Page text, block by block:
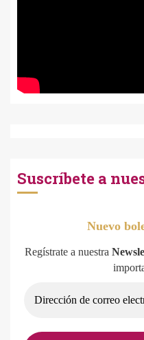
Suscríbete a
Nuevo
Regístrate a nuestra